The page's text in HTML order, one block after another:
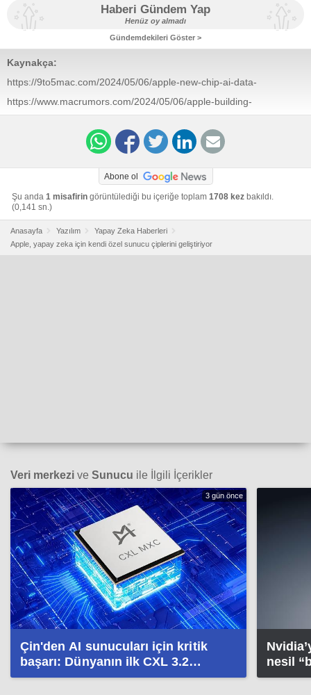
Haberi Gündem Yap
Henüz oy almadı
Gündemdekileri Göster >
Kaynakça:
https://9to5mac.com/2024/05/06/apple-new-chip-ai-data-
https://www.macrumors.com/2024/05/06/apple-building-
m2-ultra-and-m4-servers/
Abone ol
Şu anda 1 misafirin görüntülediği bu içeriğe toplam 1708 kez bakıldı.
(0,141 sn.)
Anasayfa Yazılım
Yapay Zeka Haberleri
Apple, yapay zeka için kendi özel sunucu çiplerini geliştiriyor
Veri merkezi ve Sunucu ile İlgili İçerikler
3 gün önce
Çin'den AI sunucuları için kritik
başarı: Dünyanın ilk CXL 3.2
yongası hazır
nesil